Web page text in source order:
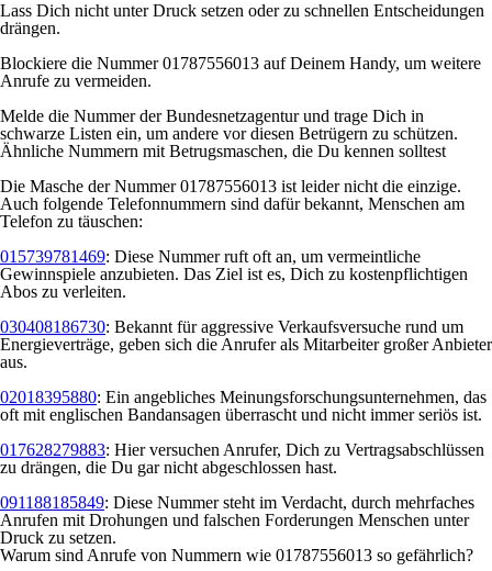
Lass Dich nicht unter Druck setzen oder zu schnellen Entscheidungen
drängen.
Blockiere die Nummer 01787556013 auf Deinem Handy, um weitere
Anrufe zu vermeiden.
Melde die Nummer der Bundesnetzagentur und trage Dich in
schwarze Listen ein, um andere vor diesen Betrügern zu schützen.
Ähnliche Nummern mit Betrugsmaschen, die Du kennen solltest
Die Masche der Nummer 01787556013 ist leider nicht die einzige.
Auch folgende Telefonnummern sind dafür bekannt, Menschen am
Telefon zu täuschen:
015739781469: Diese Nummer ruft oft an, um vermeintliche
Gewinnspiele anzubieten. Das Ziel ist es, Dich zu kostenpflichtigen
Abos zu verleiten.
030408186730: Bekannt für aggressive Verkaufsversuche rund um
Energieverträge, geben sich die Anrufer als Mitarbeiter großer Anbieter
aus.
02018395880: Ein angebliches Meinungsforschungsunternehmen, das
oft mit englischen Bandansagen überrascht und nicht immer seriös ist.
017628279883: Hier versuchen Anrufer, Dich zu Vertragsabschlüssen
zu drängen, die Du gar nicht abgeschlossen hast.
091188185849: Diese Nummer steht im Verdacht, durch mehrfaches
Anrufen mit Drohungen und falschen Forderungen Menschen unter
Druck zu setzen.
Warum sind Anrufe von Nummern wie 01787556013 so gefährlich?